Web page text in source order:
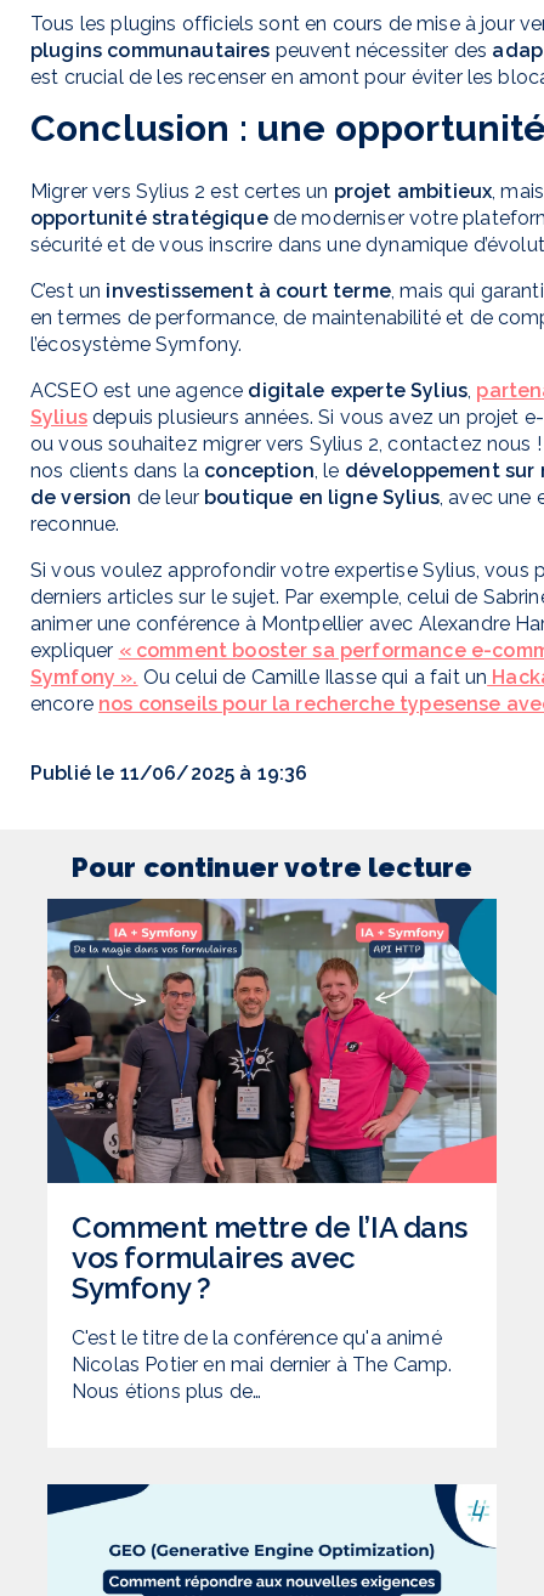
Tous les plugins officiels sont en cours de mise à jour
plugins communautaires peuvent nécessiter des
est crucial de les recenser en amont pour éviter les
Conclusion : une
Migrer vers Sylius 2 est certes un projet ambitieux ,
opportunité stratégiquede moderniser votre
sécurité et de vous inscrire dans une dynamique
C’est un investissement à court terme, mais qui
en termes de performance, de maintenabilité et de
l’écosystème Symfony.
ACSEO est une agence digitale experte Sylius
Syliusdepuis plusieurs années. Si vous avez un projet
ou vous souhaitez migrer vers Sylius 2, contactez nous
nos clients dans la conception , le développement sur
de version de leur boutique en ligne Sylius, avec une
reconnue.
Si vous voulez approfondir votre expertise Sylius, vous
derniers articles sur le sujet. Par exemple, celui de
animer une conférence à Montpellier avec Alexandre
expliquer « comment booster sa performance e-
Symfony ». Ou celui de Camille Ilasse qui a fait un
encore nos conseils pour la recherche typesense
Publié le 11/06/2025 à 19:36
Pour continuer votre lecture
Comment mettre de l’IA dans
vos formulaires avec
Symfony ?
C'est le titre de la conférence qu'a animé
Nicolas Potier en mai dernier à The Camp.
Nous étions plus de…